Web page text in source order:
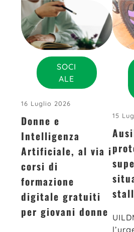
SOCI
ALE
16 Luglio 2026
Donne e
Intelligenza
Artificiale, al via i
corsi di
formazione
digitale gratuiti
per giovani donne
15